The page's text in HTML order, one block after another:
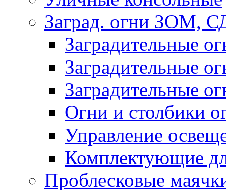
Заград. огни ЗОМ,
Заградительные
Заградительные
Заградительные
Огни и столбики
Управление
Комплектующие
Проблесковые